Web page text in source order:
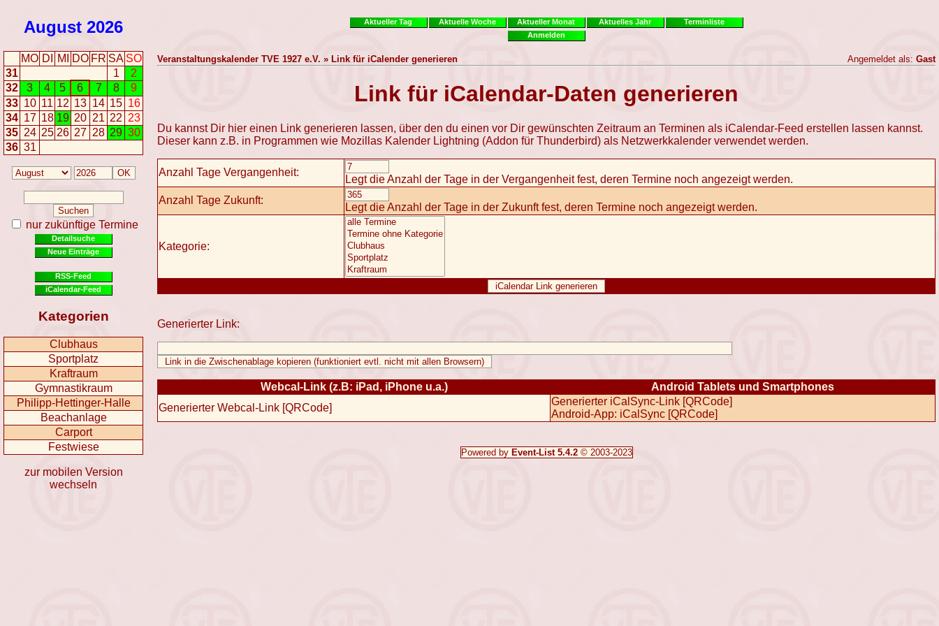
August 2026
MO DI MI DO FR SA SO
31
1
2
32
3 4 5 6 7 8
9
33 10 11 12 13 14 15 16
34 17 18 19 20 21 22 23
35 24 25 26 27 28 29 30
36 31
nur zukünftige Termine
Detailsuche
Neue Einträge
RSS-Feed
iCalendar-Feed
Kategorien
Clubhaus
Sportplatz
Kraftraum
Gymnastikraum
Philipp-Hettinger-Halle
Beachanlage
Carport
Festwiese
zur mobilen Version
wechseln
Aktueller Tag Aktuelle Woche Aktueller Monat Aktuelles Jahr
Terminliste
Anmelden
Veranstaltungskalender TVE 1927 e.V. » Link für iCalender generieren Angemeldet als: Gast
Link für iCalendar-Daten generieren
Du kannst Dir hier einen Link generieren lassen, über den du einen vor Dir gewünschten Zeitraum an Terminen als iCalendar-Feed erstellen lassen kannst.
Dieser kann z.B. in Programmen wie Mozillas Kalender Lightning (Addon für Thunderbird) als Netzwerkkalender verwendet werden.
Anzahl Tage Vergangenheit:
Legt die Anzahl der Tage in der Vergangenheit fest, deren Termine noch angezeigt werden.
Anzahl Tage Zukunft:
Legt die Anzahl der Tage in der Zukunft fest, deren Termine noch angezeigt werden.
Kategorie:
Generierter Link:
Webcal-Link (z.B: iPad, iPhone u.a.)
Android Tablets und Smartphones
Generierter Webcal-Link [QRCode]
Generierter iCalSync-Link [QRCode]
Android-App: iCalSync [QRCode]
Powered by Event-List 5.4.2© 2003-2023